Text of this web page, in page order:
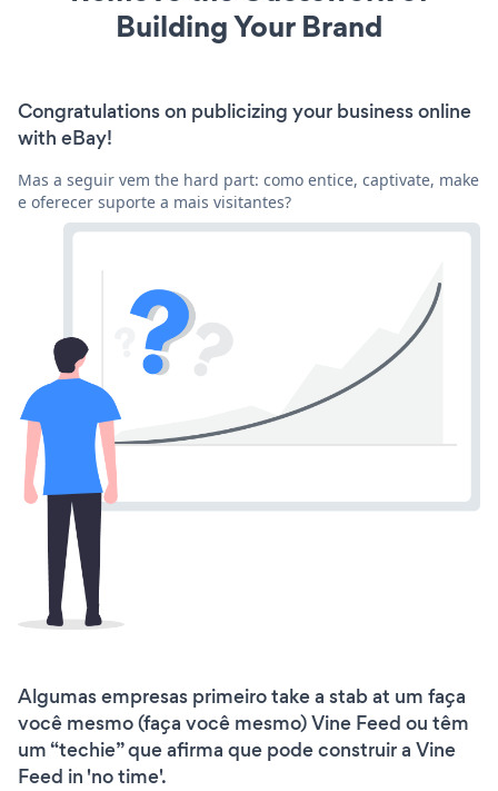
Building Your Brand
Congratulations on publicizing your business online
with eBay!
Mas a seguir vem the hard part: como entice, captivate, make
e oferecer suporte a mais visitantes?
Algumas empresas primeiro take a stab at um faça
você mesmo (faça você mesmo) Vine Feed ou têm
um “techie” que afirma que pode construir a Vine
Feed in 'no time'.